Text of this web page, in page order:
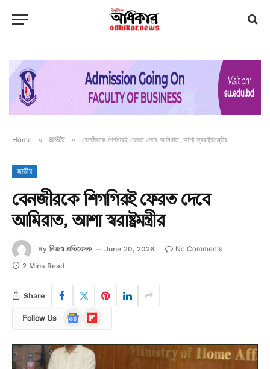
Home » জাতীয় » বেনজীরকে শিগগিরই ফেরত দেবে আমিরাত, আশা স্বরাষ্ট্রমন্ত্রীর
জাতীয়
বেনজীরকে শিগগিরই ফেরত দেবে
আমিরাত, আশা স্বরাষ্ট্রমন্ত্রীর
By নিজস্ব প্রতিবেদক June 20, 2026 No Comments
2 Mins Read
Share
Follow Us
Google
News
Flipboard